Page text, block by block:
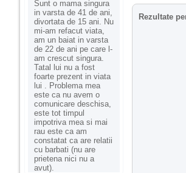
Sunt o mama singura
in varsta de 41 de ani,
divortata de 15 ani. Nu
mi-am refacut viata,
am un baiat in varsta
de 22 de ani pe care l-
am crescut singura.
Tatal lui nu a fost
foarte prezent in viata
lui . Problema mea
este ca nu avem o
comunicare deschisa,
este tot timpul
impotriva mea si mai
rau este ca am
constatat ca are relatii
cu barbati (nu are
prietena nici nu a
avut).
Rezultate